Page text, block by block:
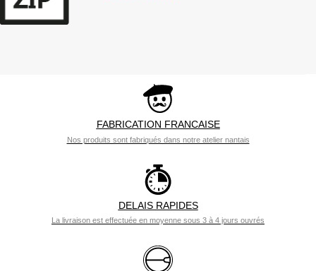
FABRICATION FRANCAISE
Nos produits sont fabriqués dans notre atelier nantais
DELAIS RAPIDES
La livraison est effectuée en moyenne sous 3 à 4 jours ouvrés